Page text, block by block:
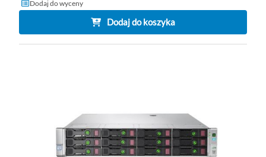
Dodaj do wyceny
Dodaj do koszyka